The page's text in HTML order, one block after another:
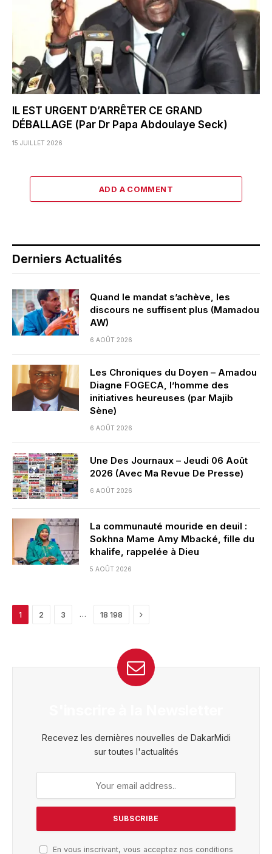
IL EST URGENT D’ARRÊTER CE GRAND
DÉBALLAGE (Par Dr Papa Abdoulaye Seck)
15 JUILLET 2026
ADD A COMMENT
Derniers Actualités
Quand le mandat s’achève, les
discours ne suffisent plus (Mamadou
AW)
6 AOÛT 2026
Les Chroniques du Doyen – Amadou
Diagne FOGECA, l’homme des
initiatives heureuses (par Majib
Sène)
6 AOÛT 2026
Une Des Journaux – Jeudi 06 Août
2026 (Avec Ma Revue De Presse)
6 AOÛT 2026
La communauté mouride en deuil :
Sokhna Mame Amy Mbacké, fille du
khalife, rappelée à Dieu
5 AOÛT 2026
1 2 3 … 18 198 Next
Recevez les dernières nouvelles de DakarMidi
sur toutes l'actualités
En vous inscrivant, vous acceptez nos conditions